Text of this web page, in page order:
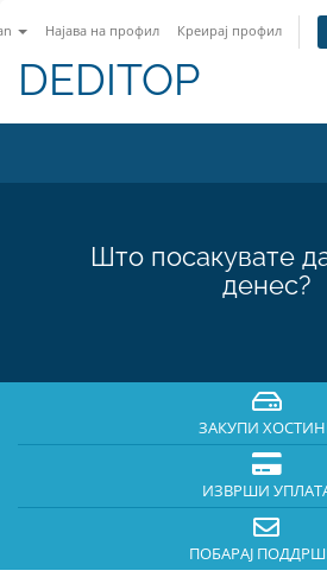
Најава на профил Креирај профил
DEDITOP
Што посакувате
денес?
ЗАКУПИ
ИЗВРШИ
ПОБАРАЈ